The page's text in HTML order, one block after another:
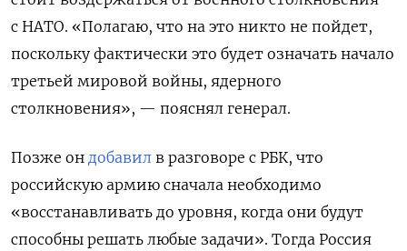
с НАТО. «Полагаю, что на это никто не пойдет,
поскольку фактически это будет означать начало
третьей мировой войны, ядерного
столкновения», — пояснял генерал.
Позже он добавил в разговоре с РБК, что
российскую армию сначала необходимо
«восстанавливать до уровня, когда они будут
способны решать любые задачи». Тогда Россия